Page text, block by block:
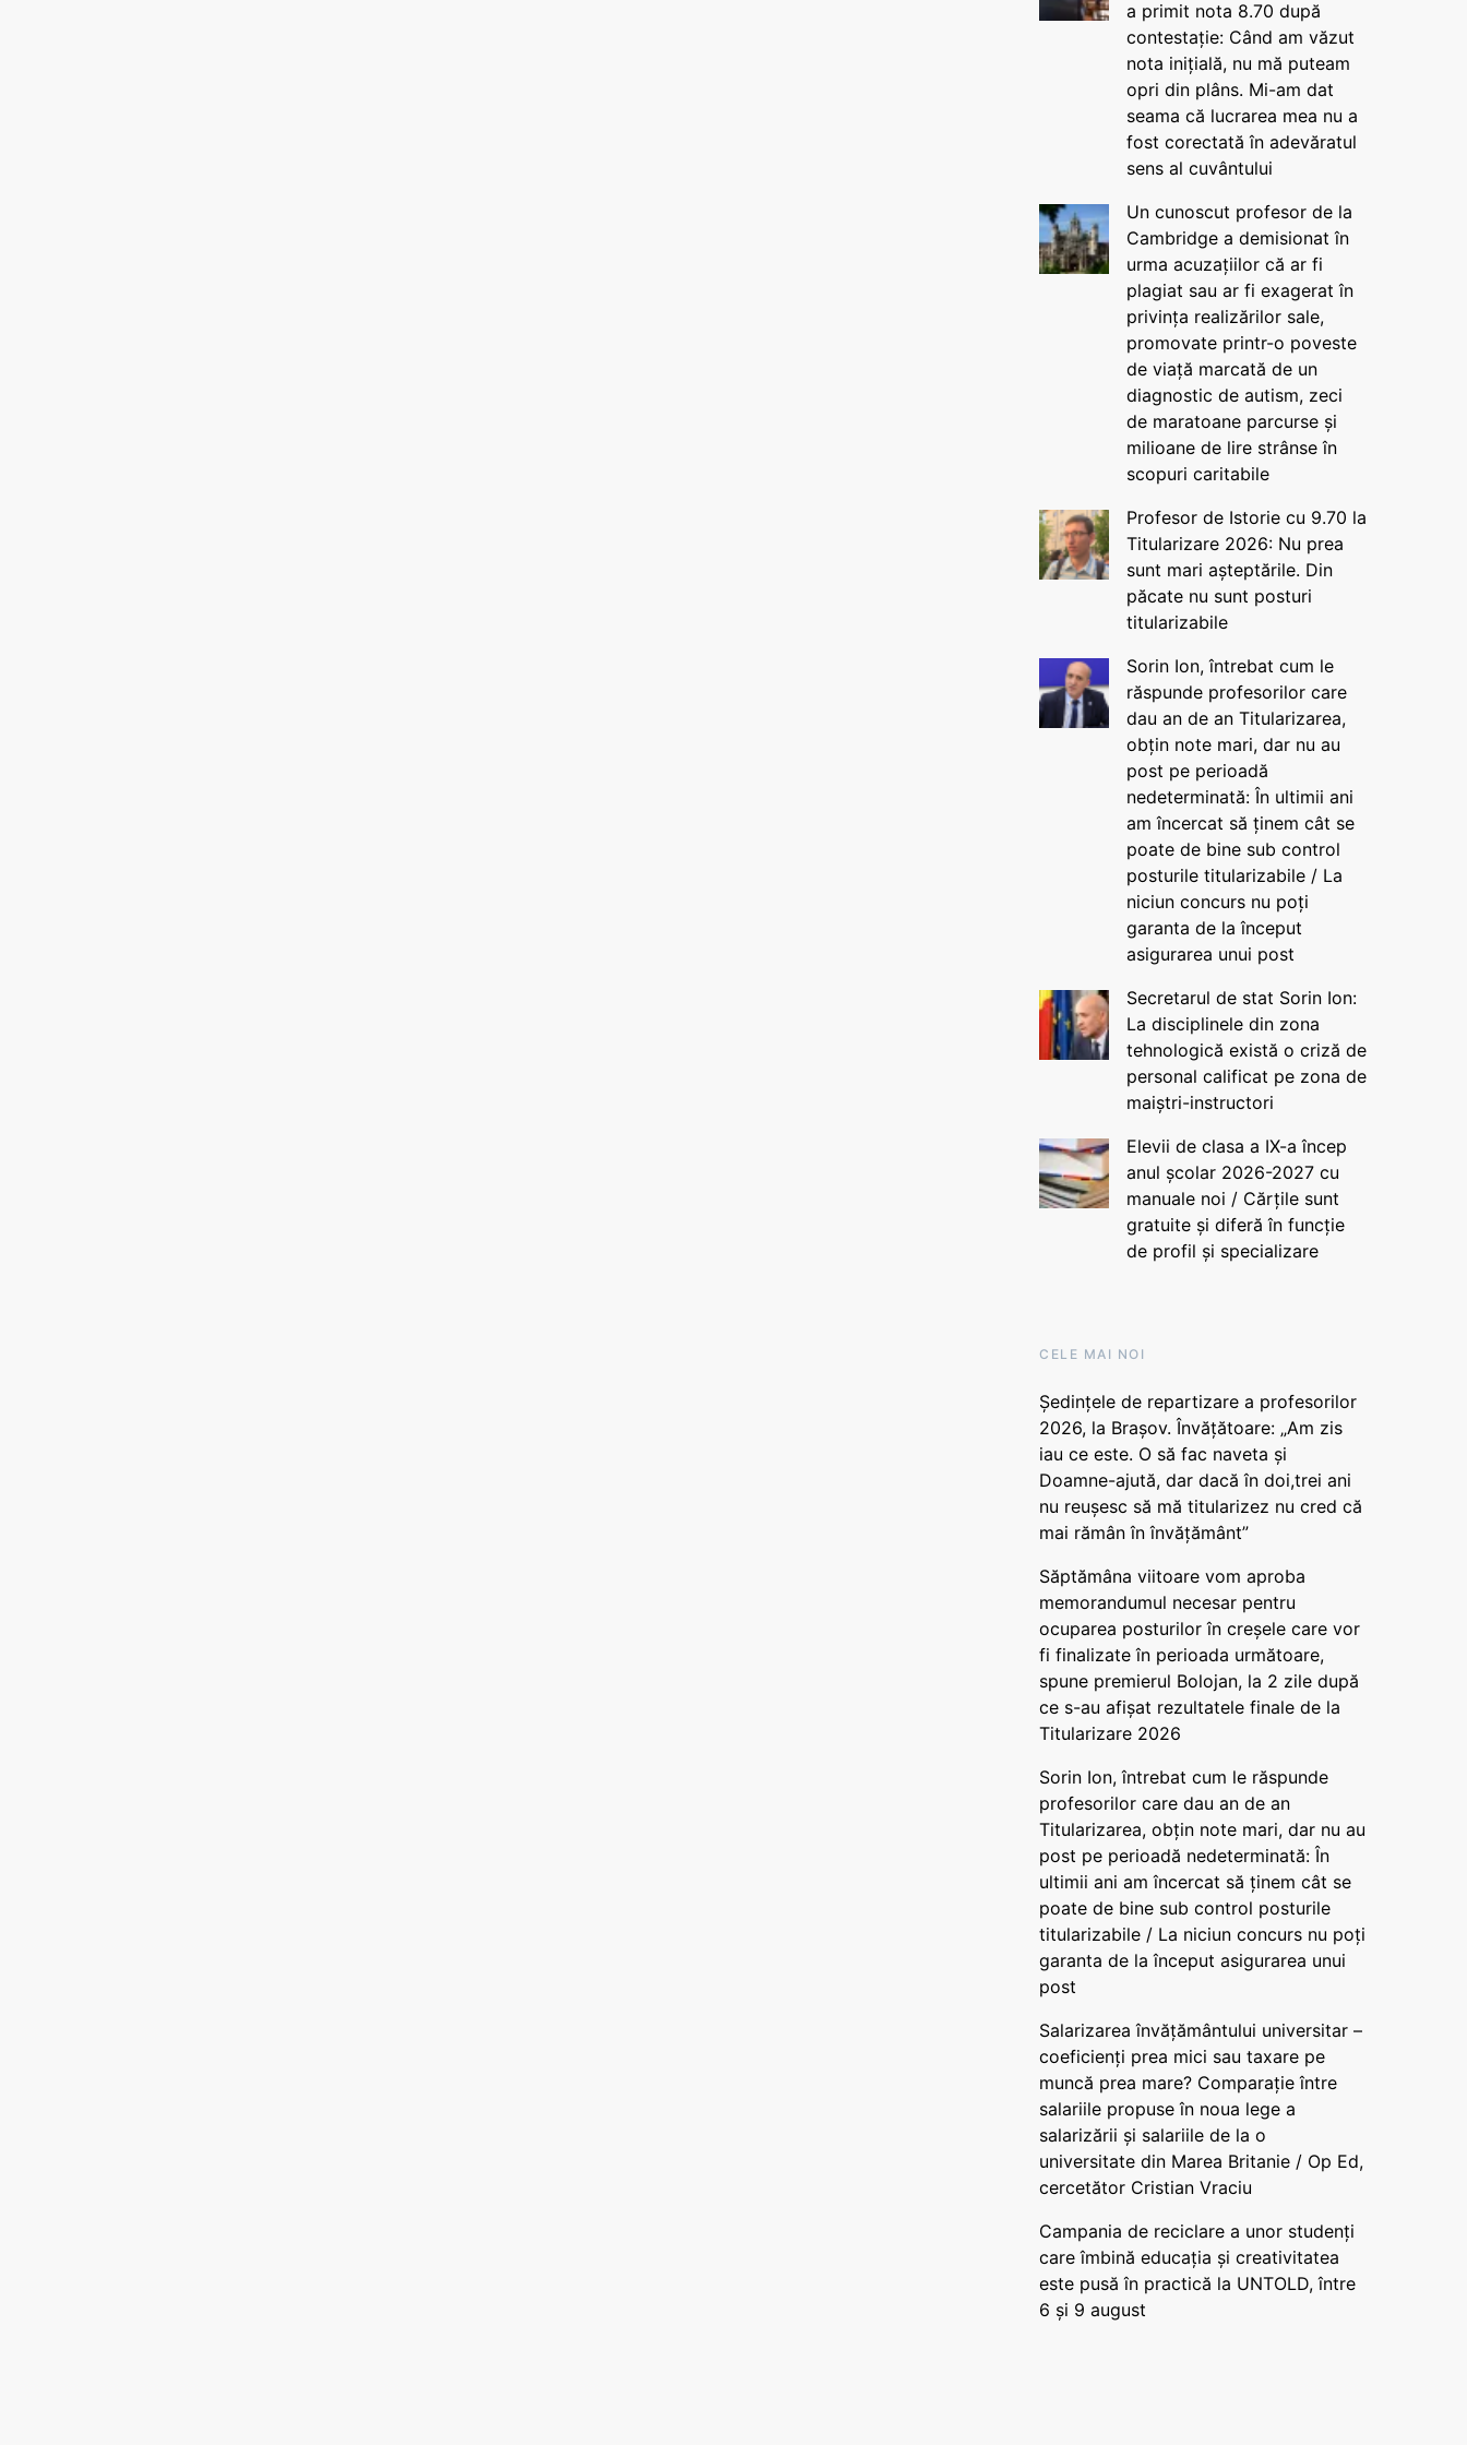
a primit nota 8.70 după
contestație: Când am văzut
nota inițială, nu mă puteam
opri din plâns. Mi-am dat
seama că lucrarea mea nu a
fost corectată în adevăratul
sens al cuvântului
Un cunoscut profesor de la
Cambridge a demisionat în
urma acuzațiilor că ar fi
plagiat sau ar fi exagerat în
privința realizărilor sale,
promovate printr-o poveste
de viață marcată de un
diagnostic de autism, zeci
de maratoane parcurse și
milioane de lire strânse în
scopuri caritabile
Profesor de Istorie cu 9.70 la
Titularizare 2026: Nu prea
sunt mari așteptările. Din
păcate nu sunt posturi
titularizabile
Sorin Ion, întrebat cum le
răspunde profesorilor care
dau an de an Titularizarea,
obțin note mari, dar nu au
post pe perioadă
nedeterminată: În ultimii ani
am încercat să ținem cât se
poate de bine sub control
posturile titularizabile / La
niciun concurs nu poți
garanta de la început
asigurarea unui post
Secretarul de stat Sorin Ion:
La disciplinele din zona
tehnologică există o criză de
personal calificat pe zona de
maiștri-instructori
Elevii de clasa a IX-a încep
anul școlar 2026-2027 cu
manuale noi / Cărțile sunt
gratuite și diferă în funcție
de profil și specializare
CELE MAI NOI
Ședințele de repartizare a profesorilor
2026, la Brașov. Învățătoare: „Am zis
iau ce este. O să fac naveta și
Doamne-ajută, dar dacă în doi,trei ani
nu reușesc să mă titularizez nu cred că
mai rămân în învățământ”
Săptămâna viitoare vom aproba
memorandumul necesar pentru
ocuparea posturilor în creșele care vor
fi finalizate în perioada următoare,
spune premierul Bolojan, la 2 zile după
ce s-au afișat rezultatele finale de la
Titularizare 2026
Sorin Ion, întrebat cum le răspunde
profesorilor care dau an de an
Titularizarea, obțin note mari, dar nu au
post pe perioadă nedeterminată: În
ultimii ani am încercat să ținem cât se
poate de bine sub control posturile
titularizabile / La niciun concurs nu poți
garanta de la început asigurarea unui
post
Salarizarea învățământului universitar –
coeficienți prea mici sau taxare pe
muncă prea mare? Comparație între
salariile propuse în noua lege a
salarizării și salariile de la o
universitate din Marea Britanie / Op Ed,
cercetător Cristian Vraciu
Campania de reciclare a unor studenți
care îmbină educația și creativitatea
este pusă în practică la UNTOLD, între
6 și 9 august